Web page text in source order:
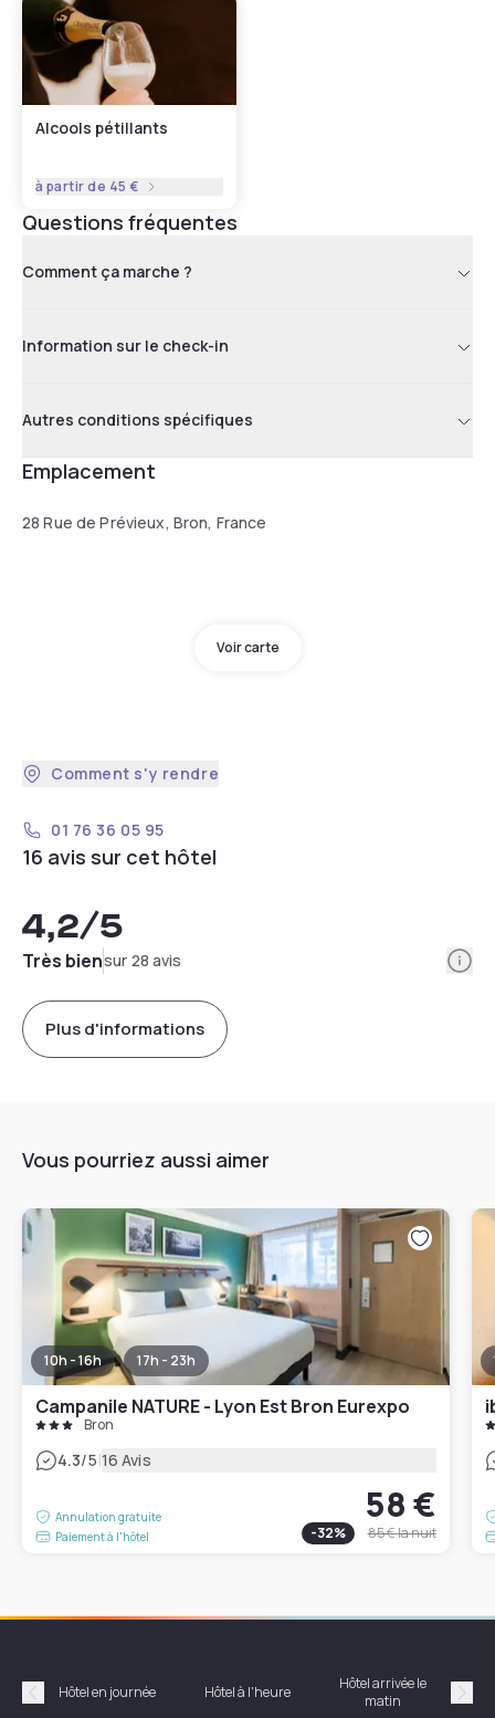
Alcools pétillants
à partir de 45 €
Questions fréquentes
Comment ça marche ?
Information sur le check-in
Autres conditions spécifiques
Emplacement
28 Rue de Prévieux, Bron, France
Voir carte
Comment s'y rendre
01 76 36 05 95
16 avis sur cet hôtel
4,2/5
Très biensur 28 avis
Plus d'informations
Vous pourriez aussi aimer
10h - 16h 17h - 23h
Campanile NATURE - Lyon Est Bron Eurexpo
Bron
4.3/5|16 Avis
Annulation gratuite
Paiement à l'hôtel
58 €
-32% 85 €la nuit
Précédent
Hôtel en journée Hôtel à l'heure
Hôtel arrivée le
matin